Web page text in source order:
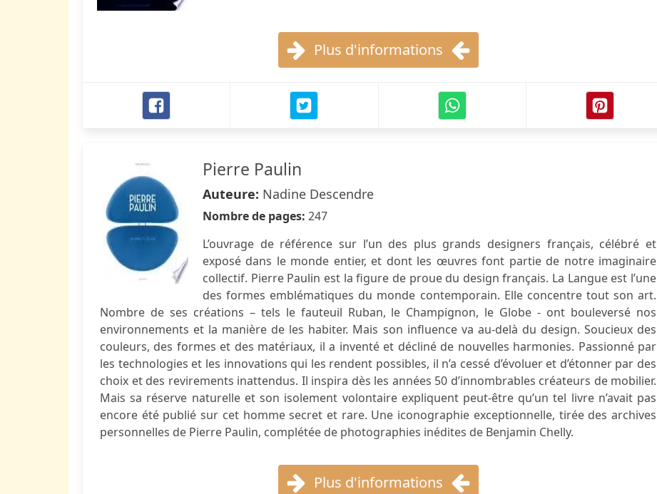
Plus d'informations
Pierre Paulin
Auteure: Nadine Descendre
Nombre de pages: 247
L’ouvrage de référence sur l’un des plus grands designers français, célébré et
exposé dans le monde entier, et dont les œuvres font partie de notre imaginaire
collectif. Pierre Paulin est la figure de proue du design français. La Langue est l’une
des formes emblématiques du monde contemporain. Elle concentre tout son art.
Nombre de ses créations – tels le fauteuil Ruban, le Champignon, le Globe - ont bouleversé nos
environnements et la manière de les habiter. Mais son influence va au-delà du design. Soucieux des
couleurs, des formes et des matériaux, il a inventé et décliné de nouvelles harmonies. Passionné par
les technologies et les innovations qui les rendent possibles, il n’a cessé d’évoluer et d’étonner par des
choix et des revirements inattendus. Il inspira dès les années 50 d’innombrables créateurs de mobilier.
Mais sa réserve naturelle et son isolement volontaire expliquent peut-être qu’un tel livre n’avait pas
encore été publié sur cet homme secret et rare. Une iconographie exceptionnelle, tirée des archives
personnelles de Pierre Paulin, complétée de photographies inédites de Benjamin Chelly.
Plus d'informations